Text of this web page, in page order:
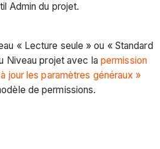
Admin du projet.
« Lecture seule » ou « Standard
Niveau projet avec la permission
jour les paramètres généraux »
de permissions.